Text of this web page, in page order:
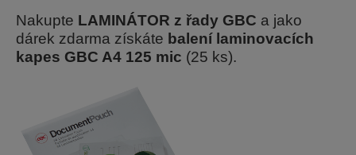
Nakupte LAMINÁTOR z řady GBC a jako
dárek zdarma získáte balení laminovacích
kapes GBC A4 125 mic (25 ks).